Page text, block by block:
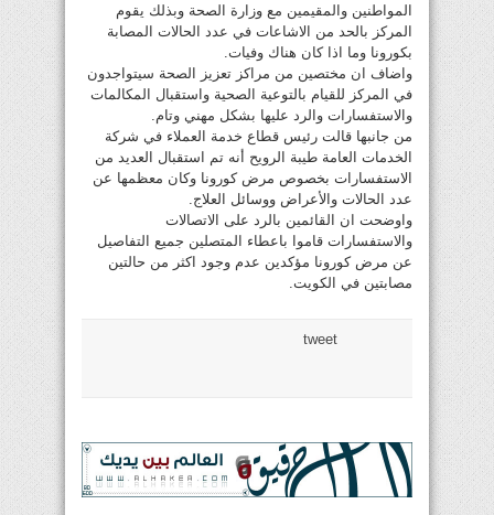
المواطنين والمقيمين مع وزارة الصحة وبذلك يقوم
المركز بالحد من الاشاعات في عدد الحالات المصابة
بكورونا وما اذا كان هناك وفيات.
واضاف ان مختصين من مراكز تعزيز الصحة سيتواجدون
في المركز للقيام بالتوعية الصحية واستقبال المكالمات
والاستفسارات والرد عليها بشكل مهني وتام.
من جانبها قالت رئيس قطاع خدمة العملاء في شركة
الخدمات العامة طيبة الرويح أنه تم استقبال العديد من
الاستفسارات بخصوص مرض كورونا وكان معظمها عن
عدد الحالات والأعراض ووسائل العلاج.
واوضحت ان القائمين بالرد على الاتصالات
والاستفسارات قاموا باعطاء المتصلين جميع التفاصيل
عن مرض كورونا مؤكدين عدم وجود اكثر من حالتين
مصابتين في الكويت.
tweet